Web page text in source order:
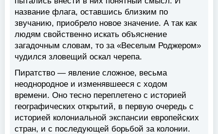
название флага, оставшись близким по
звучанию, приобрело новое значение. А так как
людям свойственно искать объяснение
загадочным словам, то за «Веселым Роджером»
чудился зловещий оскал черепа.
Пиратство — явление сложное, весьма
неоднородное и изменявшееся с ходом
времени. Оно тесно переплетено с историей
географических открытий, в первую очередь с
историей колониальной экспансии европейских
стран, и с последующей борьбой за колонии.